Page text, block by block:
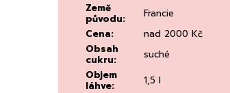
Země
původu:
Francie
Cena:
nad 2000 Kč
Obsah
cukru:
suché
Objem
láhve:
1,5 l